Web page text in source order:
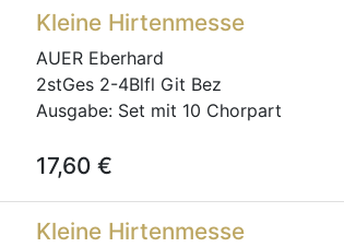
Kleine Hirtenmesse
AUER Eberhard
2stGes 2-4Blfl Git Bez
Ausgabe: Set mit 10 Chorpart
17,60 €
Kleine Hirtenmesse